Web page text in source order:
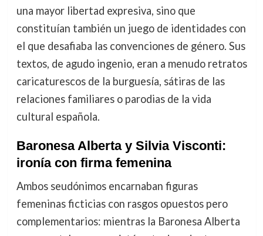
una mayor libertad expresiva, sino que
constituían también un juego de identidades con
el que desafiaba las convenciones de género. Sus
textos, de agudo ingenio, eran a menudo retratos
caricaturescos de la burguesía, sátiras de las
relaciones familiares o parodias de la vida
cultural española.
Baronesa Alberta y Silvia Visconti:
ironía con firma femenina
Ambos seudónimos encarnaban figuras
femeninas ficticias con rasgos opuestos pero
complementarios: mientras la Baronesa Alberta